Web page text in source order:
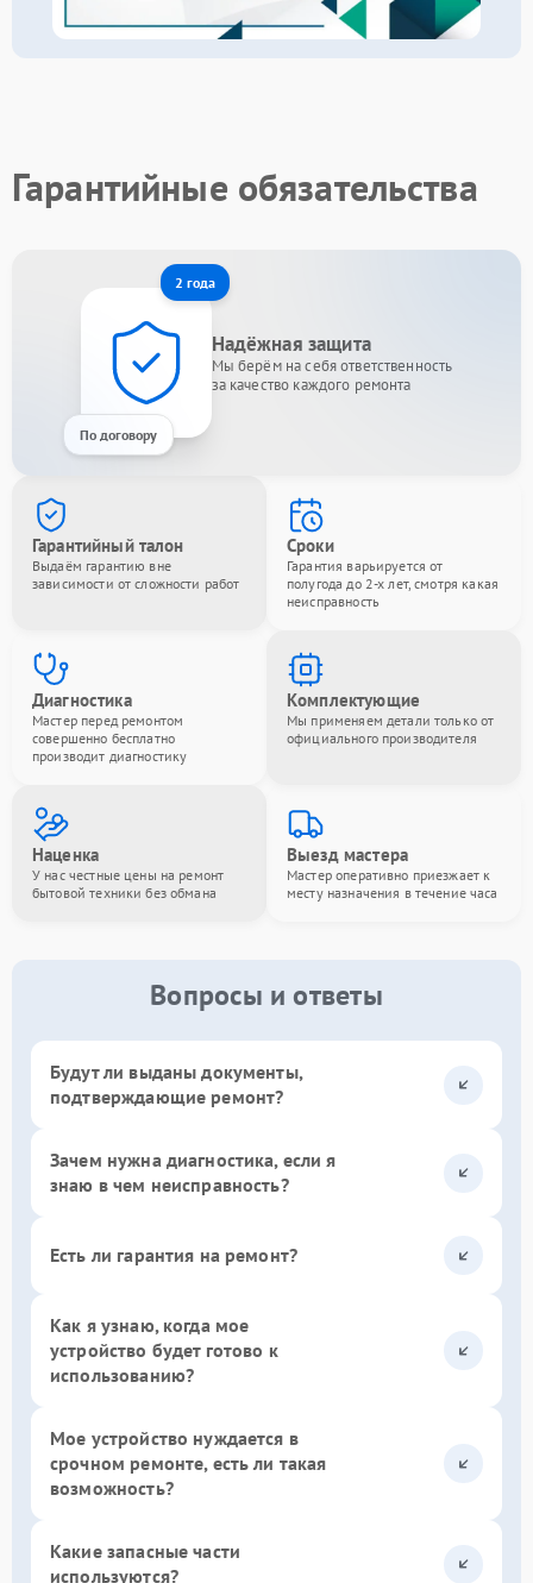
Гарантийные обязательства
2 года
По договору
Надёжная защита
Мы берём на себя ответственность
за качество каждого ремонта
Гарантийный талон
Выдаём гарантию вне
зависимости от сложности работ
Сроки
Гарантия варьируется от
полугода до 2-х лет, смотря какая
неисправность
Диагностика
Мастер перед ремонтом
совершенно бесплатно
производит диагностику
Комплектующие
Мы применяем детали только от
официального производителя
Наценка
У нас честные цены на ремонт
бытовой техники без обмана
Выезд мастера
Мастер оперативно приезжает к
месту назначения в течение часа
Вопросы и ответы
Будут ли выданы документы,
подтверждающие ремонт?
Зачем нужна диагностика, если я
знаю в чем неисправность?
Есть ли гарантия на ремонт?
Как я узнаю, когда мое
устройство будет готово к
использованию?
Мое устройство нуждается в
срочном ремонте, есть ли такая
возможность?
Какие запасные части
используются?